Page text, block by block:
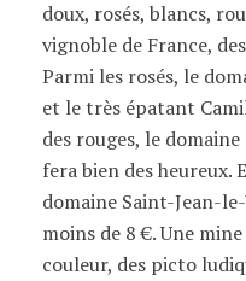
doux, rosés, blancs,
vignoble de France,
Parmi les rosés, le
et le très épatant
des rouges, le
fera bien des
domaine Saint-Jean-
moins de 8 €. Une
couleur, des picto